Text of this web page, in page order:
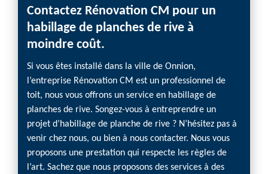
Contactez Rénovation CM pour un
habillage de planches de rive à
moindre coût.
Si vous êtes installé dans la ville de Onnion,
l’entreprise Rénovation CM est un professionnel de
toit, nous vous offrons un service en habillage de
planches de rive. Songez-vous à entreprendre un
projet d’habillage de planche de rive ? N’hésitez pas à
venir chez nous, ou bien à nous contacter. Nous vous
proposons une prestation qui respecte les règles de
l’art. Sachez que nous proposons des services à des